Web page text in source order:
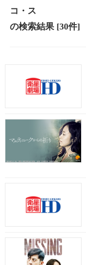
コ・ス
の検索結果[30件]